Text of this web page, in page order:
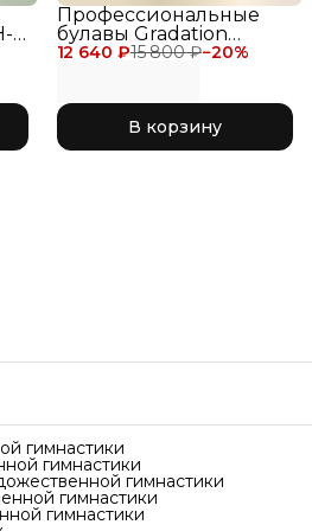
F
12 640 ₽15 800 ₽−20%
Профессиональные
булавы Gradation
Rubber SASAKI 40.5 см
BxGD Black x Gold
В корзину
гимнастики
гимнастики
гимнастики
гимнастики
гимнастики